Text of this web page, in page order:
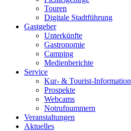
Tou­ren
Digi­ta­le Stadtführung
Gast­ge­ber
Unter­künf­te
Gas­tro­no­mie
Cam­ping
Medi­en­be­rich­te
Ser­vice
Kur- & Tourist-Information
Pro­spek­te
Web­cams
Not­ruf­num­mern
Ver­an­stal­tun­gen
Aktu­el­les